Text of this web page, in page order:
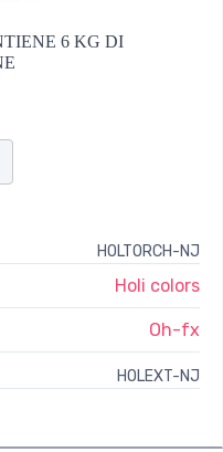
6 KG DI
HOLTORCH-NJ
Holi colors
Oh-fx
HOLEXT-NJ